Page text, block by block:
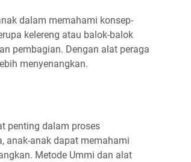
dalam memahami konsep-
kelereng atau balok-balok
pembagian. Dengan alat peraga
menyenangkan.
penting dalam proses
anak-anak dapat memahami
Metode Ummi dan alat